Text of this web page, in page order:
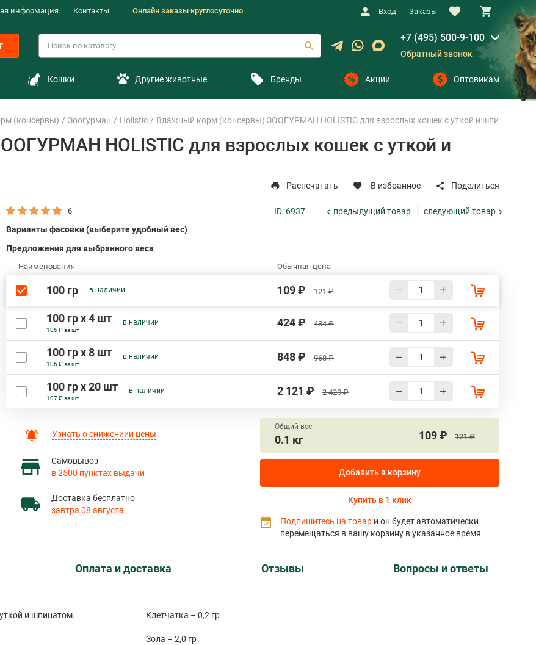
информация Контакты Онлайн заказы круглосуточно Вход Заказы
+7 (495) 500-9-100
Обратный звонок
Кошки Другие животные Бренды Акции Оптовикам
(консервы) Зоогурман Holistic Влажный корм (консервы) ЗООГУРМАН HOLISTIC для взрослых кошек с уткой и шпинатом
HOLISTIC для взрослых кошек с уткой и
Распечатать В избранное Поделиться
6 ID: 6937 предыдущий товар следующий товар
Варианты фасовки (выберите удобный вес)
Предложения для выбранного веса
Наименования Обычная цена
100 гр в наличии 109 ₽ 121 ₽
100 гр х 4 шт
106 ₽ за шт
в наличии 424 ₽ 484 ₽
100 гр х 8 шт
106 ₽ за шт
в наличии 848 ₽ 968 ₽
100 гр х 20 шт
107 ₽ за шт
в наличии 2 121 ₽ 2 420 ₽
Узнать о снижениии цены
Самовывоз
в 2500 пунктах выдачи
Доставка бесплатно
завтра 08 августа
Общий вес
0.1 кг 109 ₽ 121 ₽
Добавить в корзину
Купить в 1 клик
Подпишитесь на товар и он будет автоматически
перемещаться в вашу корзину в указанное время
Оплата и доставка Отзывы Вопросы и ответы
и шпинатом. Клетчатка – 0,2 гр
Зола – 2,0 гр